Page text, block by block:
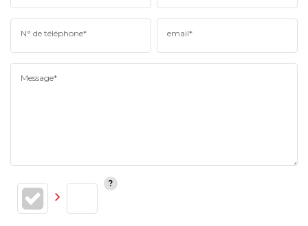
N° de téléphone* email*
Message*